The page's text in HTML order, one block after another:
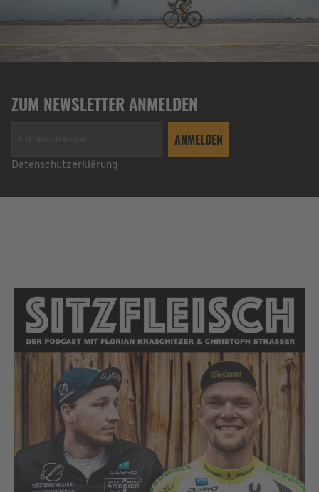
ZUM NEWSLETTER ANMELDEN
Datenschutzerklärung